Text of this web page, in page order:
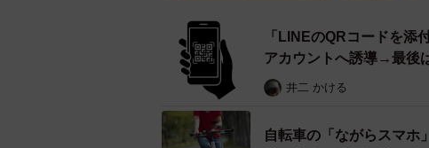
「LINEのQRコードを
アカウントへ誘導→最後
井二 かける
自転車の「ながらスマ